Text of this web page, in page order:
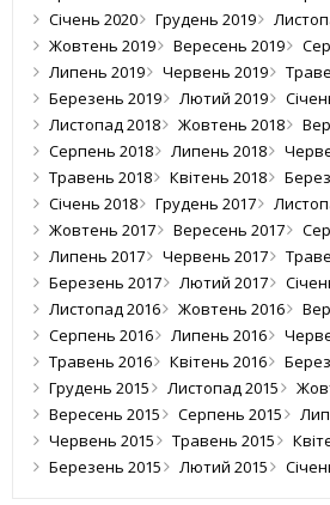
Січень 2020
Грудень 2019
Жовтень 2019
Вересень 2019
Липень 2019
Червень 2019
Березень 2019
Лютий 2019
Листопад 2018
Жовтень 2018
Серпень 2018
Липень 2018
Травень 2018
Квітень 2018
Січень 2018
Грудень 2017
Жовтень 2017
Вересень 2017
Липень 2017
Червень 2017
Березень 2017
Лютий 2017
Листопад 2016
Жовтень 2016
Серпень 2016
Липень 2016
Травень 2016
Квітень 2016
Грудень 2015
Листопад 2015
Вересень 2015
Серпень 2015
Червень 2015
Травень 2015
Березень 2015
Лютий 2015